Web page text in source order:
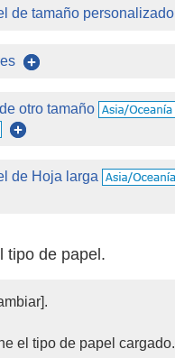
de tamaño personalizado
otro tamaño
de Hoja larga
tipo de papel.
el tipo de papel cargado.